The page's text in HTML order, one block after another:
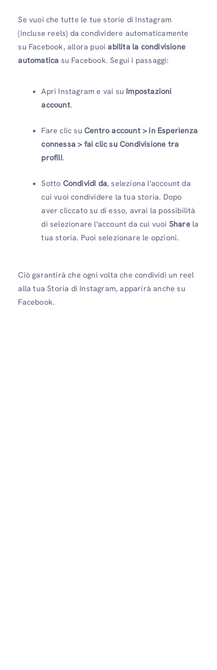
Se vuoi che tutte le tue storie di Instagram
(incluse reels) da condividere automaticamente
su Facebook, allora puoiabilita la condivisione
automatica su Facebook. Segui i passaggi:
Apri Instagram e vai su Impostazioni
account.
Fare clic su Centro account > in Esperienza
connessa > fai clic su Condivisione tra
profili.
Sotto Condividi da, seleziona l'account da
cui vuoi condividere la tua storia. Dopo
aver cliccato su di esso, avrai la possibilità
di selezionare l'account da cui vuoi Sharela
tua storia. Puoi selezionare le opzioni.
Ciò garantirà che ogni volta che condividi un reel
alla tua Storia di Instagram, apparirà anche su
Facebook.